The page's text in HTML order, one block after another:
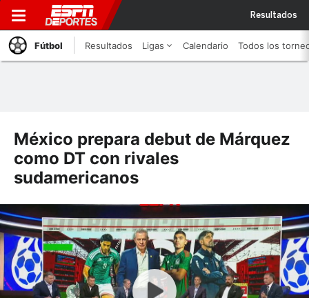
Resultados
Fútbol Resultados Ligas Calendario Todos los
México prepara debut de Márquez
como DT con rivales
sudamericanos